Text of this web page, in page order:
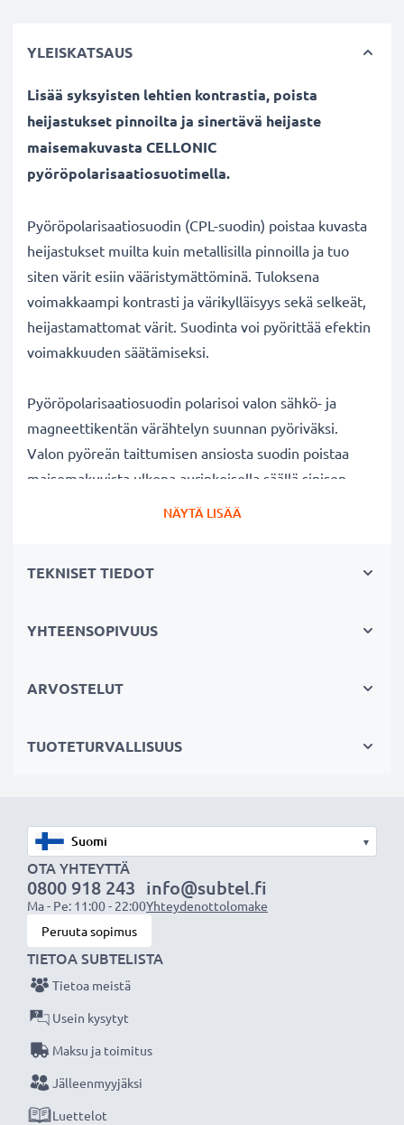
YLEISKATSAUS
Lisää syksyisten lehtien kontrastia, poista
heijastukset pinnoilta ja sinertävä heijaste
maisemakuvasta CELLONIC
pyöröpolarisaatiosuotimella.
Pyöröpolarisaatiosuodin (CPL-suodin) poistaa kuvasta
heijastukset muilta kuin metallisilla pinnoilla ja tuo
siten värit esiin vääristymättöminä. Tuloksena
voimakkaampi kontrasti ja värikylläisyys sekä selkeät,
heijastamattomat värit. Suodinta voi pyörittää efektin
voimakkuuden säätämiseksi.
Pyöröpolarisaatiosuodin polarisoi valon sähkö- ja
magneettikentän värähtelyn suunnan pyöriväksi.
Valon pyöreän taittumisen ansiosta suodin poistaa
maisemakuvista ulkona aurinkoisella säällä sinisen
usvan. Lisäksi polarisaatiosuotimella voi kuvata
✔ Poistaa heijastukset ei-metallisilta pinnoilta (esim.
✔ Lisää värikylläisyyttä ja kontrastia ja tuo esiin
✔ Tekee sateenkaaren värit näkyvämmiksi
✔ Saa taivaan näyttämään sinisemmältä ja pilvet
valkoisemmilta
✔ Vähentää sinistä usvaa maisemakuvissa ja
teleobjektiivilla kuvattaessa
Laadukas, moninkertaisesti pinnoitettu lasi ja
säädettävä polarisaatio
✔ Värineutraali lasi heijastamattomalla pinnoitteella
halutun valon taittumisen saamiseksi
NÄYTÄ LISÄÄ
TEKNISET TIEDOT
YHTEENSOPIVUUS
ARVOSTELUT
TUOTETURVALLISUUS
▾
OTA YHTEYTTÄ
0800 918 243
Ma - Pe: 11:00 - 22:00
info@subtel.fi
Yhteydenottolomake
Peruuta sopimus
TIETOA SUBTELISTA
Tietoa meistä
Usein kysytyt
Maksu ja toimitus
Jälleenmyyjäksi
Luettelot